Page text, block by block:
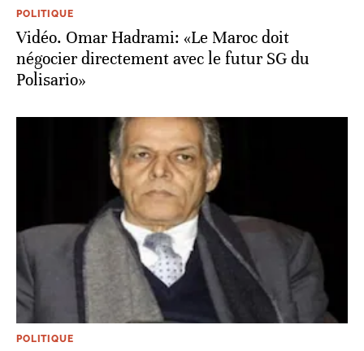
POLITIQUE
Vidéo. Omar Hadrami: «Le Maroc doit
négocier directement avec le futur SG du
Polisario»
POLITIQUE